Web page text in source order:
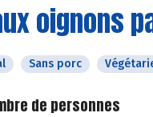
oignons
Sans porc
de personnes